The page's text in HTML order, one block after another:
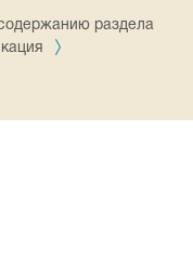
раздела